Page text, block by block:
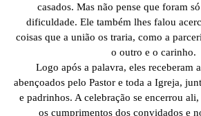
casados. Mas não pense que foram
dificuldade. Ele também lhes falou
coisas que a união os traria, como a
o outro e o carinho.
Logo após a palavra, eles receberam
abençoados pelo Pastor e toda a Igreja,
e padrinhos. A celebração se encerrou
os cumprimentos dos convidados e